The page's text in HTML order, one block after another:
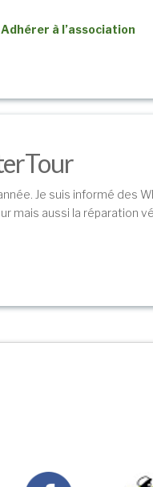
Adhérer à l’association
Je suis informé
mais aussi la réparation